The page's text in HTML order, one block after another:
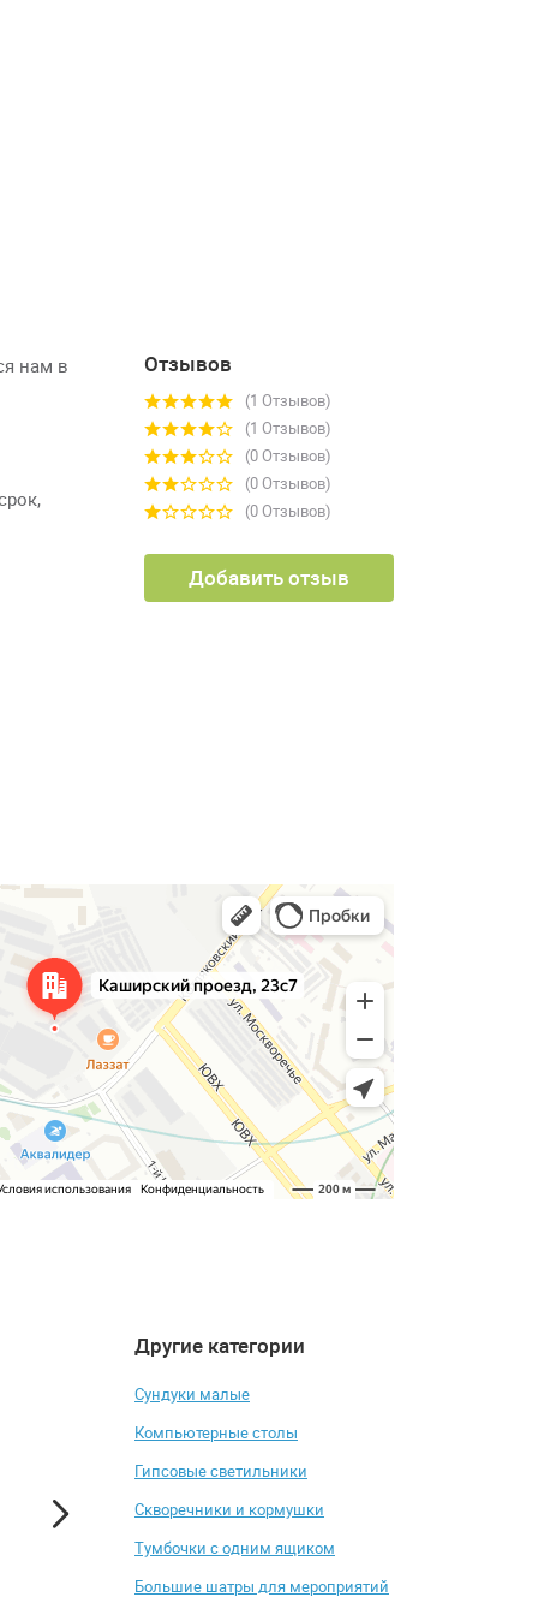
Отзывов
(1 Отзывов)
(1 Отзывов)
(0 Отзывов)
(0 Отзывов)
(0 Отзывов)
Добавить отзыв
нам в
Другие категории
Сундуки малые
Компьютерные столы
Гипсовые светильники
Скворечники и кормушки
Тумбочки с одним ящиком
Большие шатры для мероприятий
Письменный стол Мебелеф
Барный стул